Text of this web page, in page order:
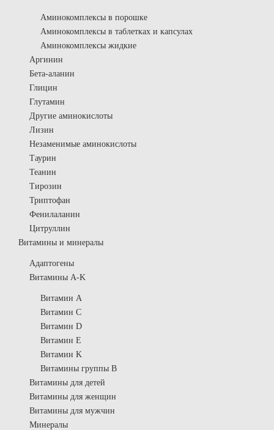
Аминокомплексы в порошке
Аминокомплексы в таблетках и капсулах
Аминокомплексы жидкие
Аргинин
Бета-аланин
Глицин
Глутамин
Другие аминокислоты
Лизин
Незаменимые аминокислоты
Таурин
Теанин
Тирозин
Триптофан
Фенилаланин
Цитруллин
Витамины и минералы
Адаптогены
Витамины A-K
Витамин A
Витамин C
Витамин D
Витамин E
Витамин K
Витамины группы B
Витамины для детей
Витамины для женщин
Витамины для мужчин
Минералы